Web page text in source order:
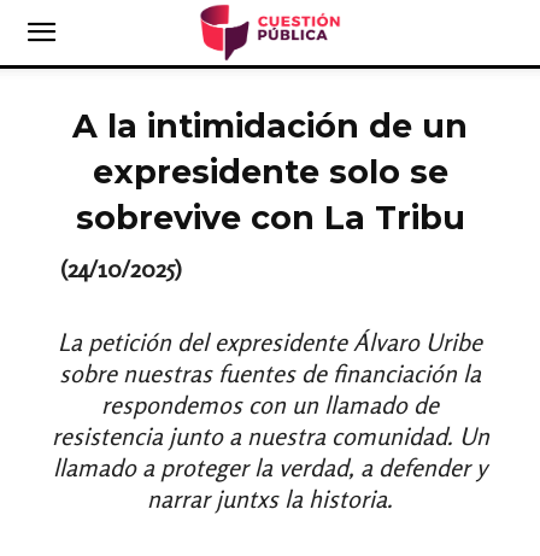
A la intimidación de un
expresidente solo se
sobrevive con La Tribu
(24/10/2025)
La petición del expresidente Álvaro Uribe
sobre nuestras fuentes de financiación la
respondemos con un llamado de
resistencia junto a nuestra comunidad. Un
llamado a proteger la verdad, a defender y
narrar juntxs la historia.